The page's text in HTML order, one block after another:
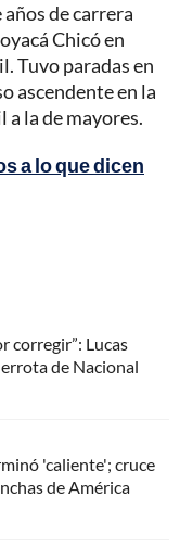
de carrera
Chicó en
Tuvo paradas en
ascendente en la
a la de mayores.
a lo que dicen
corregir”: Lucas
de Nacional
'caliente'; cruce
de América